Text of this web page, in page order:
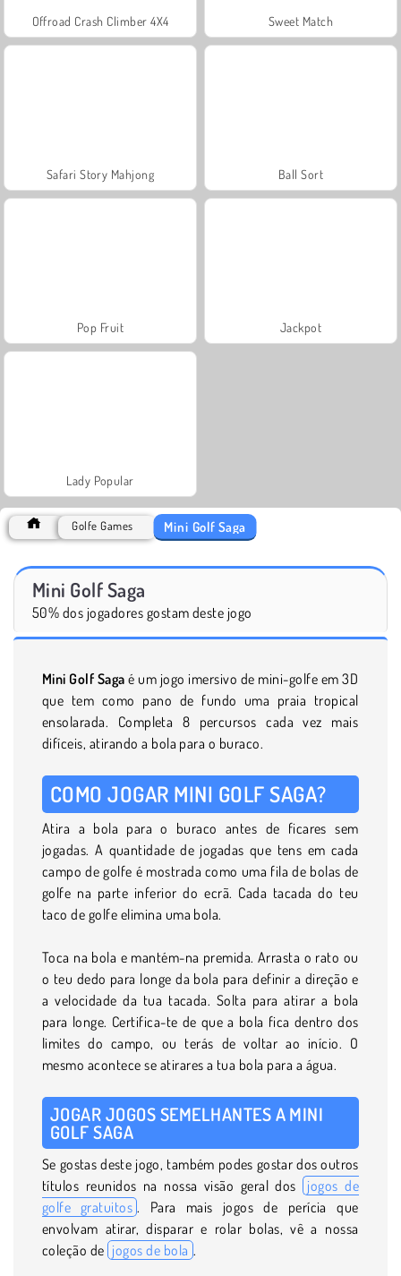
Offroad Crash Climber 4X4 Sweet Match
Safari Story Mahjong Ball Sort
Pop Fruit Jackpot
Lady Popular
Golfe Games Mini Golf Saga
Mini Golf Saga
50% dos jogadores gostam deste jogo
Mini Golf Sagaé um jogo imersivo de mini-golfe em 3D
que tem como pano de fundo uma praia tropical
ensolarada. Completa 8 percursos cada vez mais
difíceis, atirando a bola para o buraco.
COMO JOGAR MINI GOLF SAGA?
Atira a bola para o buraco antes de ficares sem
jogadas. A quantidade de jogadas que tens em cada
campo de golfe é mostrada como uma fila de bolas de
golfe na parte inferior do ecrã. Cada tacada do teu
taco de golfe elimina uma bola.
Toca na bola e mantém-na premida. Arrasta o rato ou
o teu dedo para longe da bola para definir a direção e
a velocidade da tua tacada. Solta para atirar a bola
para longe. Certifica-te de que a bola fica dentro dos
limites do campo, ou terás de voltar ao início. O
mesmo acontece se atirares a tua bola para a água.
JOGAR JOGOS SEMELHANTES A MINI
GOLF SAGA
Se gostas deste jogo, também podes gostar dos outros
títulos reunidos na nossa visão geral dos jogos de
golfe gratuitos . Para mais jogos de perícia que
envolvam atirar, disparar e rolar bolas, vê a nossa
coleção de jogos de bola .